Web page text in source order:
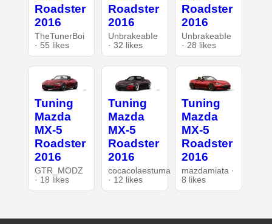
Roadster
2016
TheTunerBoi
· 55 likes
Roadster
2016
UnbrakeabIe
· 32 likes
Roadster
2016
UnbrakeabIe
· 28 likes
Tuning
Mazda
MX-5
Roadster
2016
GTR_MODZ
· 18 likes
Tuning
Mazda
MX-5
Roadster
2016
cocacolaestuma
· 12 likes
Tuning
Mazda
MX-5
Roadster
2016
mazdamiata ·
8 likes